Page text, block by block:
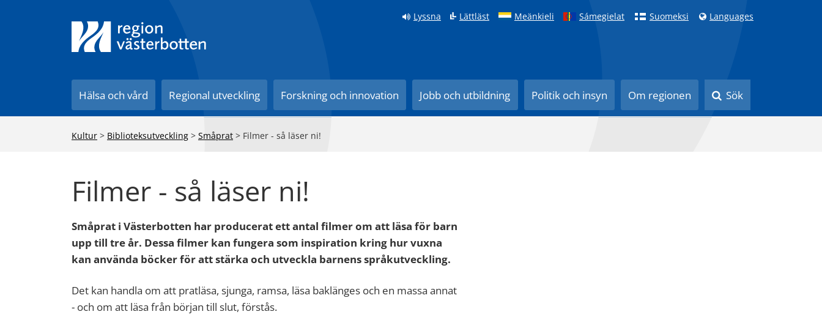
Lyssna Lättläst Meänkieli Sámegielat Suomeksi Languages
Hälsa och vård Regional utveckling Forskning och innovation Jobb och utbildning Politik och insyn Om regionen Sök
Kultur > Biblioteksutveckling > Småprat > Filmer - så läser ni!
Filmer - så läser ni!
Småprat i Västerbotten har producerat ett antal filmer om att läsa för barn
upp till tre år. Dessa filmer kan fungera som inspiration kring hur vuxna
kan använda böcker för att stärka och utveckla barnens språkutveckling.
Det kan handla om att pratläsa, sjunga, ramsa, läsa baklänges och en massa annat
- och om att läsa från början till slut, förstås.